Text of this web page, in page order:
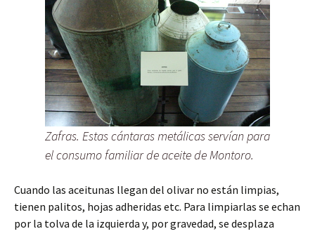
Zafras. Estas cántaras metálicas servían para
el consumo familiar de aceite de Montoro.
Cuando las aceitunas llegan del olivar no están limpias,
tienen palitos, hojas adheridas etc. Para limpiarlas se echan
por la tolva de la izquierda y, por gravedad, se desplaza